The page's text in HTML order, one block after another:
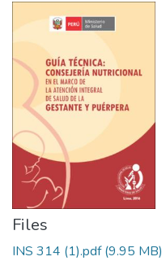
Files
INS 314 (1).pdf(9.95 MB)